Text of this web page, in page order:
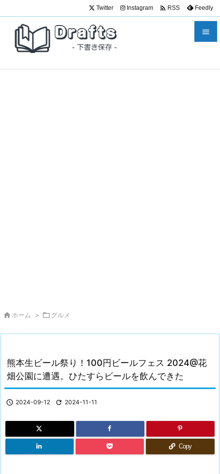

Twitter Instagram  RSS Feedly
 ホーム > グルメ
熊本生ビール祭り！100円ビールフェス 2024@花
畑公園に遭遇。ひたすらビールを飲んできた
 2024-09-12  2024-11-11
Copy